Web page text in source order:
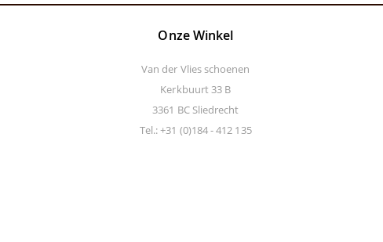
Onze Winkel
Van der Vlies schoenen
Kerkbuurt 33 B
3361 BC Sliedrecht
Tel.: +31 (0)184 - 412 135